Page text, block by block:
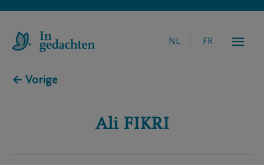
NL FR
← Vorige
Ali FIKRI